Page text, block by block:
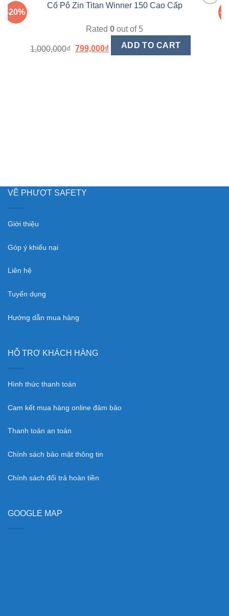
-20%
Cổ Pô Zin Titan Winner 150 Cao Cấp
Rated 0 out of 5
1,000,000₫ 799,000₫ ADD TO CART
-
VỀ PHƯỢT SAFETY
Giới thiệu
Góp ý khiếu nại
Liên hệ
Tuyển dụng
Hướng dẫn mua hàng
HỖ TRỢ KHÁCH HÀNG
Hình thức thanh toán
Cam kết mua hàng online đảm bảo
Thanh toán an toàn
Chính sách bảo mật thông tin
Chính sách đổi trả hoàn tiền
GOOGLE MAP